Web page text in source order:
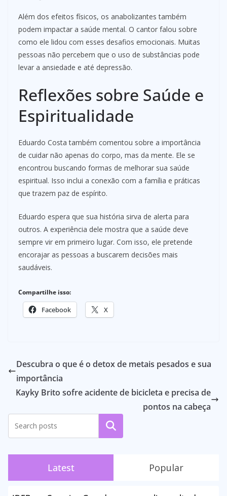
Além dos efeitos físicos, os anabolizantes também
podem impactar a saúde mental. O cantor falou sobre
como ele lidou com esses desafios emocionais. Muitas
pessoas não percebem que o uso de substâncias pode
levar a ansiedade e até depressão.
Reflexões sobre Saúde e
Espiritualidade
Eduardo Costa também comentou sobre a importância
de cuidar não apenas do corpo, mas da mente. Ele se
encontrou buscando formas de melhorar sua saúde
espiritual. Isso inclui a conexão com a família e práticas
que trazem paz de espírito.
Eduardo espera que sua história sirva de alerta para
outros. A experiência dele mostra que a saúde deve
sempre vir em primeiro lugar. Com isso, ele pretende
encorajar as pessoas a buscarem decisões mais
saudáveis.
Compartilhe isso:
Facebook X
Descubra o que é o detox de metais pesados e sua
importância
Kayky Brito sofre acidente de bicicleta e precisa de
pontos na cabeça
Pesquisar
Latest Popular